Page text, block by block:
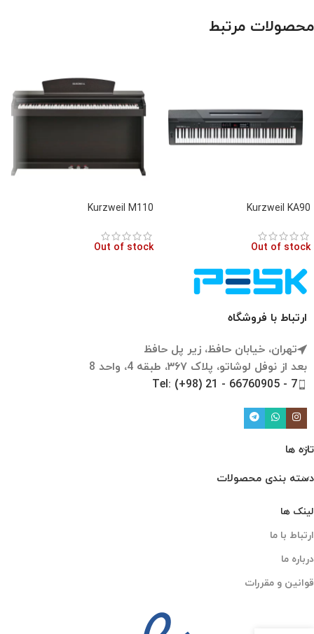
محصولات مرتبط
Kurzweil KA90
Out of stock
Kurzweil M110
Out of stock
ارتباط با فروشگاه
تهران، خیابان حافظ، زیر پل حافظ
بعد از نوفل لوشاتو، پلاک ۳۶۷، طبقه 4، واحد 8
Tel: (+98) 21 - 66760905 - 7
تازه ها
دسته بندی محصولات
لینک ها
ارتباط با ما
درباره ما
قوانین و مقررات